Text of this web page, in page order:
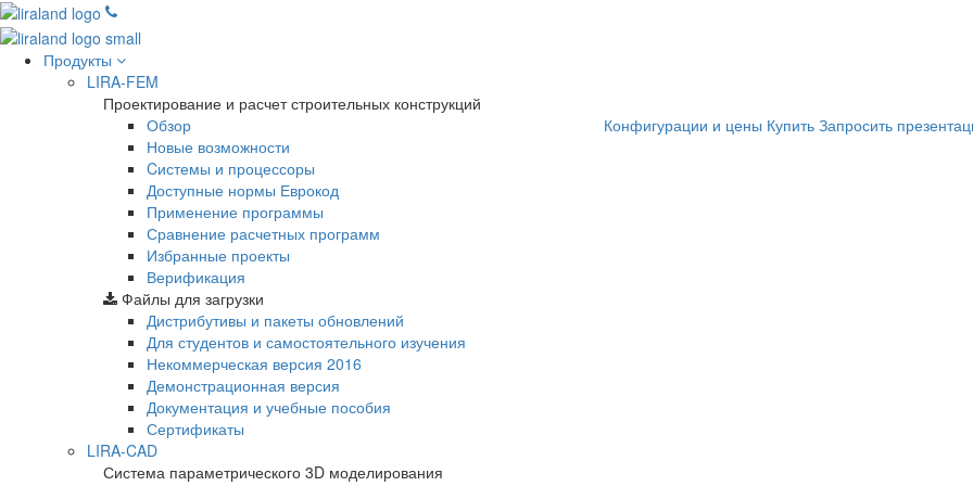
Продукты
LIRA-FEM
Проектирование и расчет строительных конструкций
Обзор
Новые возможности
Cистемы и процессоры
Доступные нормы Еврокод
Применение программы
Сравнение расчетных программ
Избранные проекты
Верификация
Конфигурации и цены Купить Запросить
Файлы для загрузки
Дистрибутивы и пакеты обновлений
Для студентов и самостоятельного изучения
Некоммерческая версия 2016
Демонстрационная версия
Документация и учебные пособия
Сертификаты
LIRA-CAD
Система параметрического 3D моделирования